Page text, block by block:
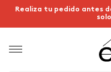
Realiza tu pedido antes